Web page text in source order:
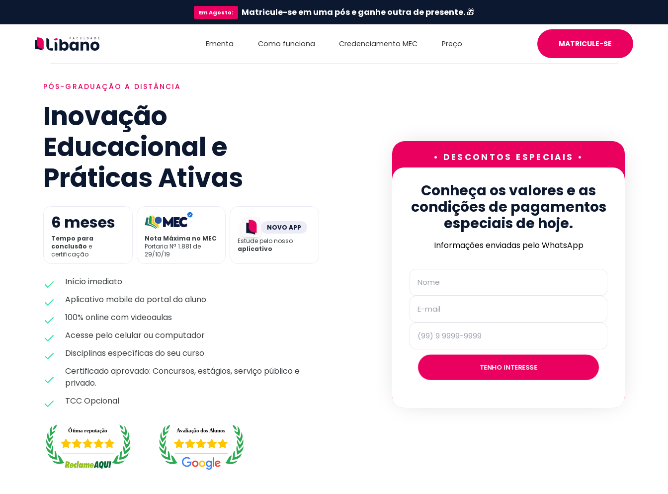
EmAgosto: Matricule-se em uma pós e ganhe outra de presente.🎁
Ementa Como funciona Credenciamento MEC Preço MATRICULE-SE
PÓS-GRADUAÇÃO A DISTÂNCIA
Inovação
Educacional e
Práticas Ativas
6 meses
Tempo para
conclusão e
certificação
Nota Máxima no MEC
Portaria Nª 1.881 de
29/10/19
NOVO APP
Estude pelo nosso
aplicativo
Início imediato
Aplicativo mobile do portal do aluno
100% online com videoaulas
Acesse pelo celular ou computador
Disciplinas específicas do seu curso
Certificado aprovado: Concursos, estágios, serviço público e
privado.
TCC Opcional
• DESCONTOS ESPECIAIS •
Conheça os valores e as
condições de pagamentos
especiais de hoje.
Informações enviadas pelo WhatsApp
TENHO INTERESSE